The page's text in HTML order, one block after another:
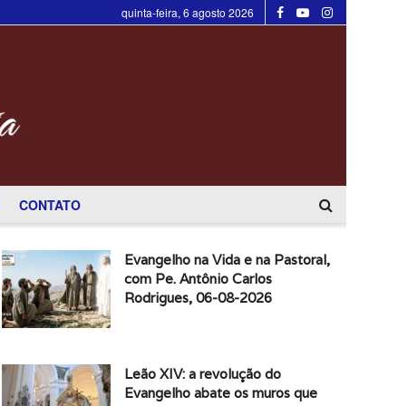
quinta-feira, 6 agosto 2026
CONTATO
Evangelho na Vida e na Pastoral,
com Pe. Antônio Carlos
Rodrigues, 06-08-2026
Leão XIV: a revolução do
Evangelho abate os muros que